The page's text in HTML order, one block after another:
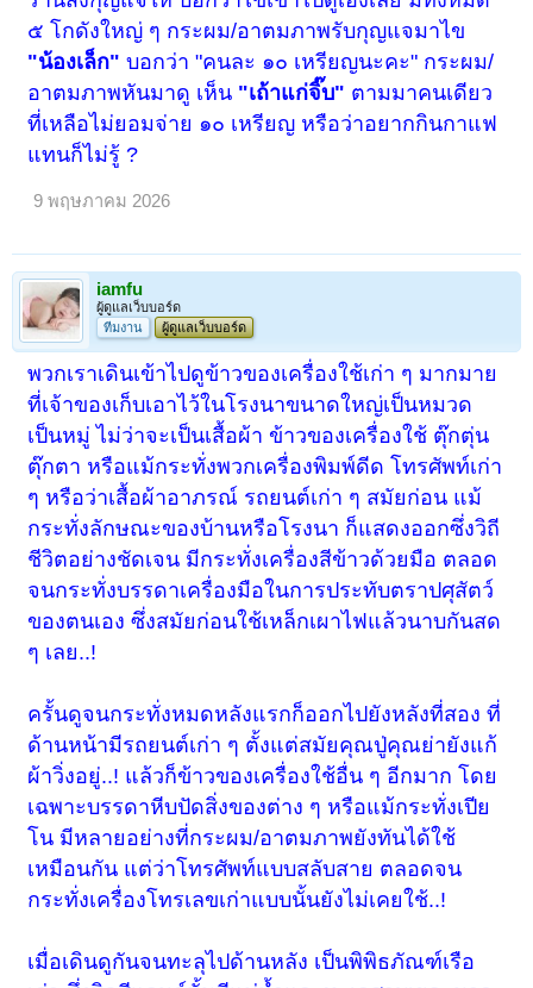
๕ โกดังใหญ่ ๆ กระผม/อาตมภาพรับกุญแจมาไข
"น้องเล็ก"บอกว่า "คนละ ๑๐ เหรียญนะคะ" กระผม/
อาตมภาพหันมาดู เห็น "เถ้าแก่จิ๊บ" ตามมาคนเดียว
ที่เหลือไม่ยอมจ่าย ๑๐ เหรียญ หรือว่าอยากกินกาแฟ
แทนก็ไม่รู้ ?
9 พฤษภาคม 2026
iamfu
ผู้ดูแลเว็บบอร์ด
ทีมงาน
ผู้ดูแลเว็บบอร์ด
พวกเราเดินเข้าไปดูข้าวของเครื่องใช้เก่า ๆ มากมาย
ที่เจ้าของเก็บเอาไว้ในโรงนาขนาดใหญ่เป็นหมวด
เป็นหมู่ ไม่ว่าจะเป็นเสื้อผ้า ข้าวของเครื่องใช้ ตุ๊กตุ่น
ตุ๊กตา หรือแม้กระทั่งพวกเครื่องพิมพ์ดีด โทรศัพท์เก่า
ๆ หรือว่าเสื้อผ้าอาภรณ์ รถยนต์เก่า ๆ สมัยก่อน แม้
กระทั่งลักษณะของบ้านหรือโรงนา ก็แสดงออกซึ่งวิถี
ชีวิตอย่างชัดเจน มีกระทั่งเครื่องสีข้าวด้วยมือ ตลอด
จนกระทั่งบรรดาเครื่องมือในการประทับตราปศุสัตว์
ของตนเอง ซึ่งสมัยก่อนใช้เหล็กเผาไฟแล้วนาบกันสด
ๆ เลย..!
ครั้นดูจนกระทั่งหมดหลังแรกก็ออกไปยังหลังที่สอง ที่
ด้านหน้ามีรถยนต์เก่า ๆ ตั้งแต่สมัยคุณปู่คุณย่ายังแก้
ผ้าวิ่งอยู่..! แล้วก็ข้าวของเครื่องใช้อื่น ๆ อีกมาก โดย
เฉพาะบรรดาหีบปัดสิ่งของต่าง ๆ หรือแม้กระทั่งเปีย
โน มีหลายอย่างที่กระผม/อาตมภาพยังทันได้ใช้
เหมือนกัน แต่ว่าโทรศัพท์แบบสลับสาย ตลอดจน
กระทั่งเครื่องโทรเลขเก่าแบบนั้นยังไม่เคยใช้..!
เมื่อเดินดูกันจนทะลุไปด้านหลัง เป็นพิพิธภัณฑ์เรือ